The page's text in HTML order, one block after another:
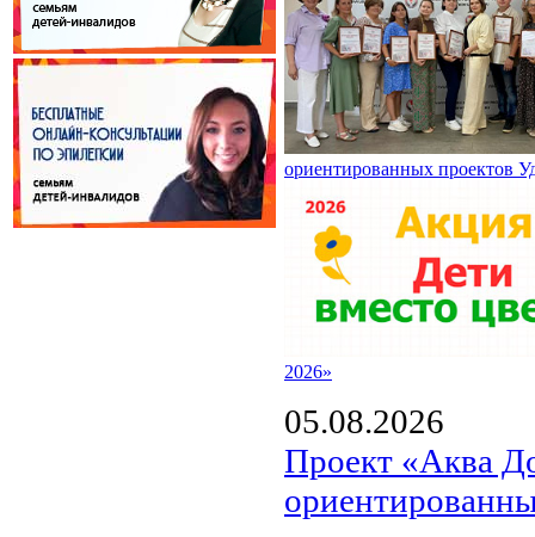
ориентированных проектов
2026»
05.08.2026
Проект «Аква